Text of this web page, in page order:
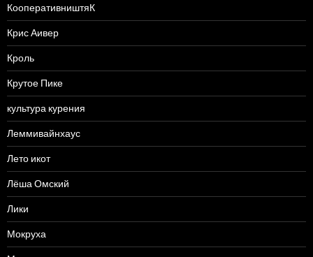
КооперативништяК
Крис Аивер
Кроль
Крутое Пике
культура курения
Леммивайнхаус
Лето икот
Лёша Омский
Лики
Мокруха